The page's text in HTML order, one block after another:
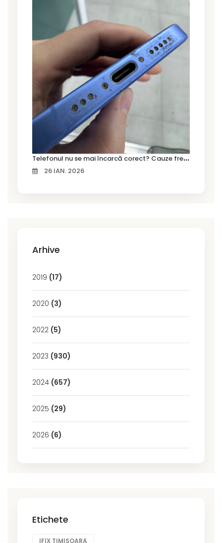
T
elefonul nu se mai încarcă corect? Cauze frecvente și soluții la service în Timișoara
26 IAN. 2026
Arhive
2019 (17)
2020 (3)
2022 (5)
2023 (930)
2024 (657)
2025 (29)
2026 (6)
Etichete
IFIX TIMISOARA